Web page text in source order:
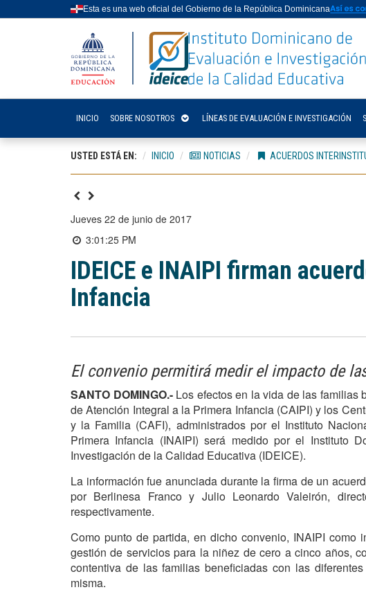
Esta es una web oficial del Gobierno de la República Dominicana
INICIO SOBRE NOSOTROS LÍNEAS DE EVALUACIÓN E INVESTIGACIÓN
USTED ESTÁ EN: INICIO NOTICIAS ACUERDOS
jueves 22 de junio de 2017
3:01:25 PM
IDEICE e INAIPI firman
Infancia
El convenio permitirá medir el impacto de
SANTO DOMINGO.-Los efectos en la vida de las familias
de Atención Integral a la Primera Infancia (CAIPI) y los
y la Familia (CAFI), administrados por el Instituto
Primera Infancia (INAIPI) será medido por el Instituto
Investigación de la Calidad Educativa (IDEICE).
La información fue anunciada durante la firma de un
por Berlinesa Franco y Julio Leonardo Valeirón,
respectivamente.
Como punto de partida, en dicho convenio, INAIPI como
gestión de servicios para la niñez de cero a cinco años,
contentiva de las familias beneficiadas con las
misma.